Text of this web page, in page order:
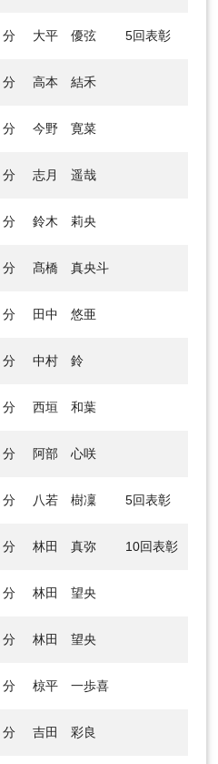
分 大平 優弦 5回表彰
分 高本 結禾
分 今野 寛菜
分 志月 遥哉
分 鈴木 莉央
分 髙橋 真央斗
分 田中 悠亜
分 中村 鈴
分 西垣 和葉
分 阿部 心咲
分 八若 樹凜 5回表彰
分 林田 真弥 10回表彰
分 林田 望央
分 林田 望央
分 椋平 一歩喜
分 吉田 彩良